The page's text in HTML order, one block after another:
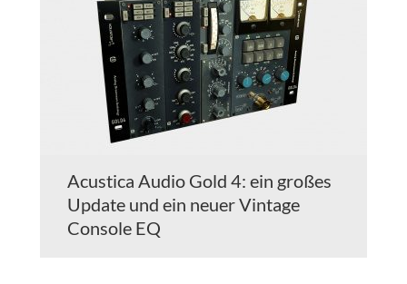
Acustica Audio Gold 4: ein großes
Update und ein neuer Vintage
Console EQ